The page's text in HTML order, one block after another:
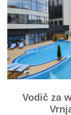
Vodič za